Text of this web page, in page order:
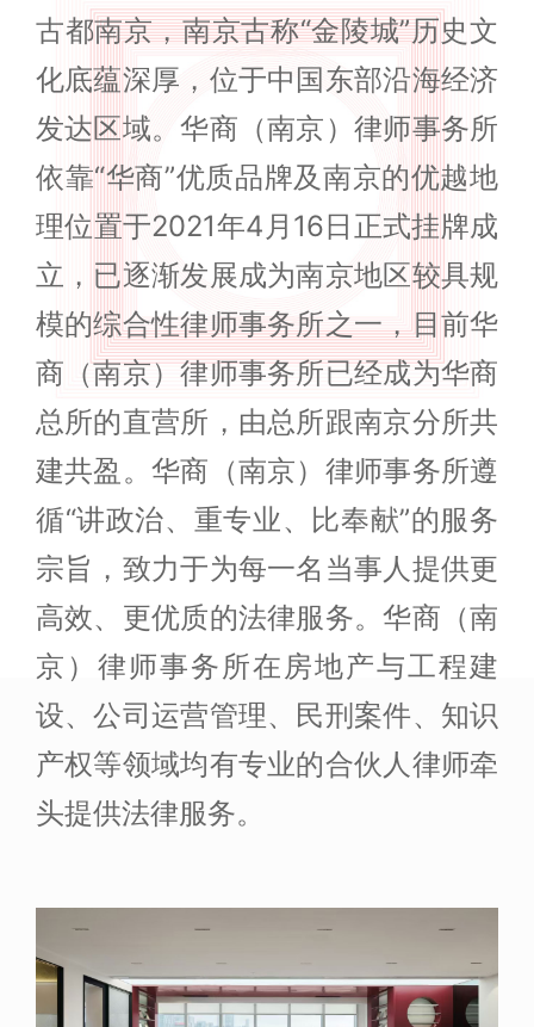
古都南京，南京古称“金陵城”历史文
化底蕴深厚，位于中国东部沿海经济
发达区域。华商（南京）律师事务所
依靠“华商”优质品牌及南京的优越地
理位置于2021年4月16日正式挂牌成
立，已逐渐发展成为南京地区较具规
模的综合性律师事务所之一，目前华
商（南京）律师事务所已经成为华商
总所的直营所，由总所跟南京分所共
建共盈。华商（南京）律师事务所遵
循“讲政治、重专业、比奉献”的服务
宗旨，致力于为每一名当事人提供更
高效、更优质的法律服务。华商（南
京）律师事务所在房地产与工程建
设、公司运营管理、民刑案件、知识
产权等领域均有专业的合伙人律师牵
头提供法律服务。